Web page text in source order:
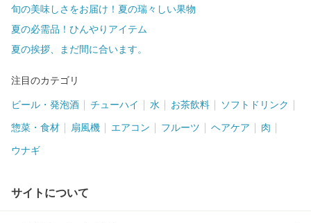
旬の美味しさをお届け！夏の瑞々しい果物
夏の必需品！ひんやりアイテム
夏の挨拶、まだ間に合います。
注目のカテゴリ
ビール・発泡酒 チューハイ 水 お茶飲料 ソフトドリンク
惣菜・食材 扇風機 エアコン フルーツ ヘアケア 肉
ウナギ
サイトについて